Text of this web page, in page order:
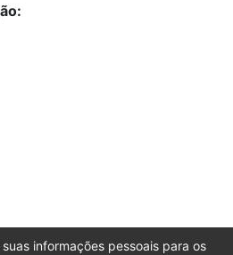
informações pessoais para os